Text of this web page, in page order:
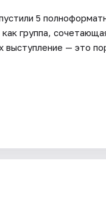
5
группа,
— это